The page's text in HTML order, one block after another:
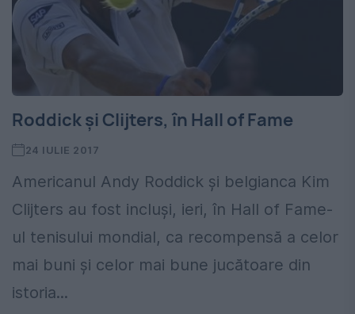
Roddick și Clijters, în Hall of Fame
24 IULIE 2017
Americanul Andy Roddick și belgianca Kim
Clijters au fost incluși, ieri, în Hall of Fame-
ul tenisului mondial, ca recompensă a celor
mai buni și celor mai bune jucătoare din
istoria...